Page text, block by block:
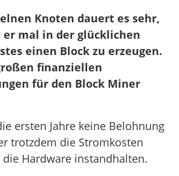
Knoten dauert es sehr,
er mal in der glücklichen
einen Block zu erzeugen.
finanziellen
für den Block Miner
ersten Jahre keine Belohnung
trotzdem die Stromkosten
Hardware instandhalten.